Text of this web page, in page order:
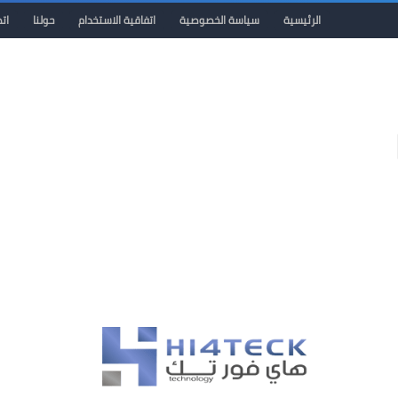
الرئيسية سياسة الخصوصية اتفاقية الاستخدام حولنا